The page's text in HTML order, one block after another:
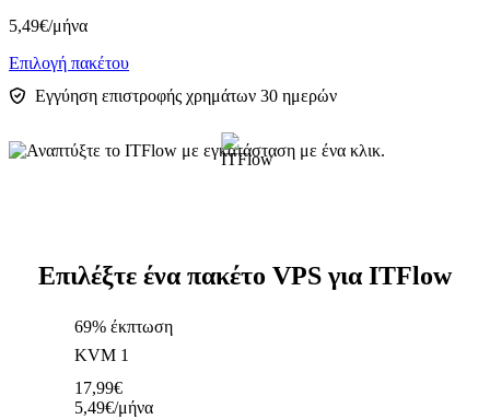
5,49€/μήνα
Επιλογή πακέτου
Εγγύηση επιστροφής χρημάτων 30 ημερών
Επιλέξτε ένα πακέτο VPS για ITFlow
69% έκπτωση
KVM 1
17,99€
5,49€/μήνα